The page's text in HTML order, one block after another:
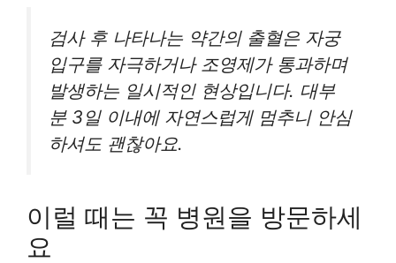
검사 후 나타나는 약간의 출혈은 자궁
입구를 자극하거나 조영제가 통과하며
발생하는 일시적인 현상입니다. 대부
분 3일 이내에 자연스럽게 멈추니 안심
하셔도 괜찮아요.
이럴 때는 꼭 병원을 방문하세
요